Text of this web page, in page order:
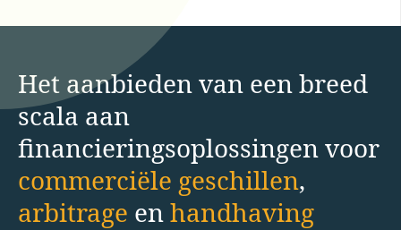
Het aanbieden van een breed
scala aan
financieringsoplossingen voor
commerciële geschillen,
arbitrage enhandhaving